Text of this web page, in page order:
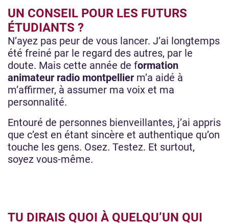
UN CONSEIL POUR LES FUTURS
ÉTUDIANTS ?
N’ayez pas peur de vous lancer. J’ai longtemps
été freiné par le regard des autres, par le
doute. Mais cette année de formation
animateur radio montpellier m’a aidé à
m’affirmer, à assumer ma voix et ma
personnalité.
Entouré de personnes bienveillantes, j’ai appris
que c’est en étant sincère et authentique qu’on
touche les gens. Osez. Testez. Et surtout,
soyez vous-même.
TU DIRAIS QUOI À QUELQU’UN QUI